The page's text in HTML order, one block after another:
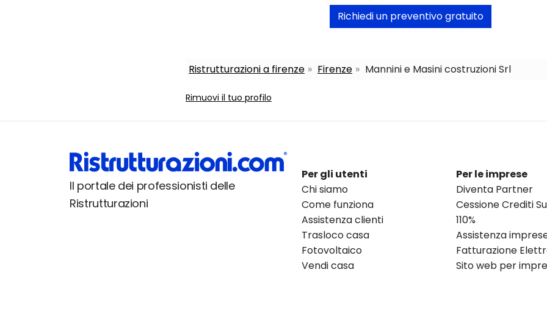
Richiedi un preventivo gratuito
Ristrutturazioni a firenze Firenze Mannini e Masini costruzioni Srl
Rimuovi il tuo profilo
Il portale dei professionisti delle
Ristrutturazioni
Per gli utenti
Chi siamo
Come funziona
Assistenza clienti
Trasloco casa
Fotovoltaico
Vendi casa
Per le imprese
Diventa Partner
Cessione Crediti
110%
Assistenza
Fatturazione
Sito web per